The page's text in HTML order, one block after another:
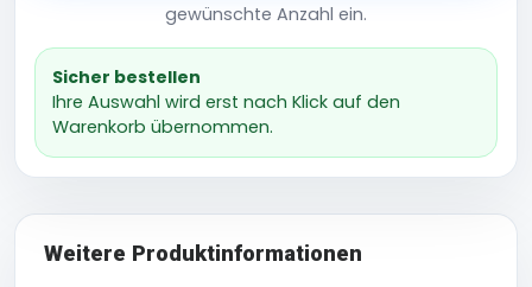
gewünschte Anzahl ein.
Sicher bestellen
Ihre Auswahl wird erst nach Klick auf den
Warenkorb übernommen.
Weitere Produktinformationen